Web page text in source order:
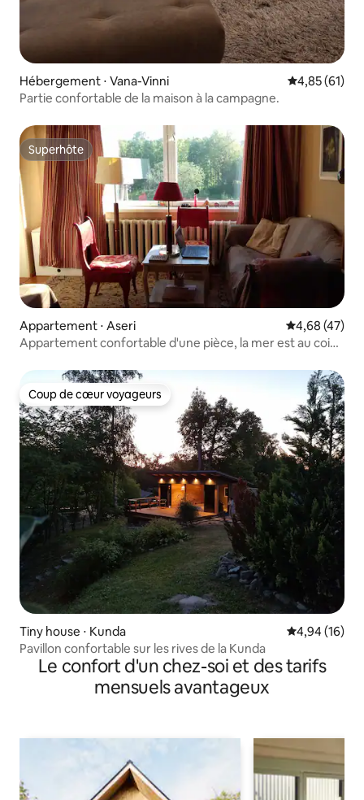
Hébergement ⋅ Vana-Vinni Évaluation
4,85 (61)
Partie confortable de la maison à la campagne.
Superhôte
Superhôte
Appartement ⋅ Aseri Évaluation
4,68 (47)
Appartement confortable d'une pièce, la mer est au coin
Coup de cœur voyageurs
Coup de cœur voyageurs
Tiny house ⋅ Kunda Évaluation
4,94 (16)
Pavillon confortable sur les rives de la Kunda
Le confort d'un chez-soi et des tarifs
mensuels avantageux